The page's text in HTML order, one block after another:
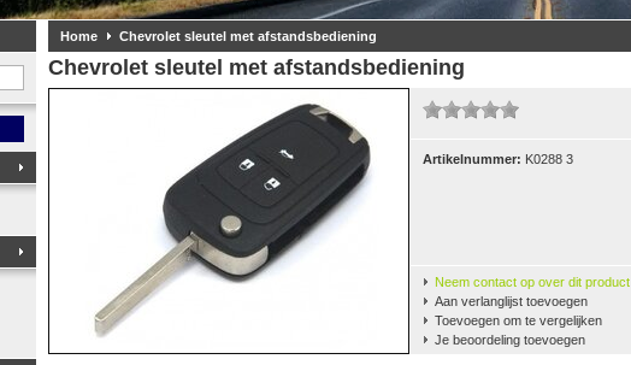
Home Chevrolet sleutel met afstandsbediening
Chevrolet sleutel met afstandsbediening
Artikelnummer: K0288 3
Neem contact op over dit product
Aan verlanglijst toevoegen
Toevoegen om te vergelijken
Je beoordeling toevoegen